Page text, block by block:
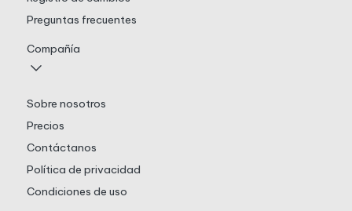
Preguntas frecuentes
Compañía
Sobre nosotros
Precios
Contáctanos
Política de privacidad
Condiciones de uso